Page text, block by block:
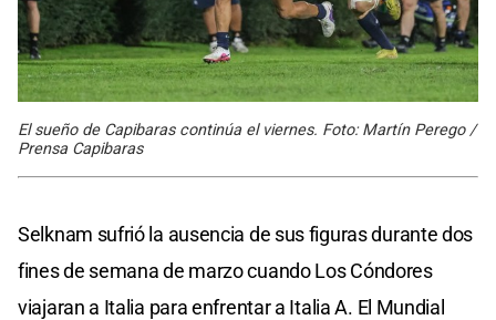
El sueño de Capibaras continúa el viernes. Foto: Martín Perego /
Prensa Capibaras
Selknam sufrió la ausencia de sus figuras durante dos
fines de semana de marzo cuando Los Cóndores
viajaran a Italia para enfrentar a Italia A. El Mundial